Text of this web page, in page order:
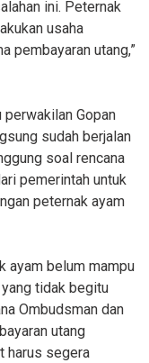
ini. Peternak
usaha
pembayaran utang,”
Gopan
sudah berjalan
soal rencana
pemerintah untuk
peternak ayam
ayam belum mampu
tidak begitu
Ombudsman dan
utang
harus segera